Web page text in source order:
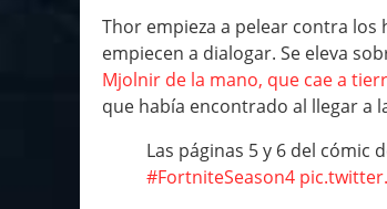
Thor empieza a pelear contra
empiecen a dialogar. Se eleva
Mjolnir de la mano, que cae a
que había encontrado al llegar a
Las páginas 5 y 6 del cómic
#FortniteSeason4